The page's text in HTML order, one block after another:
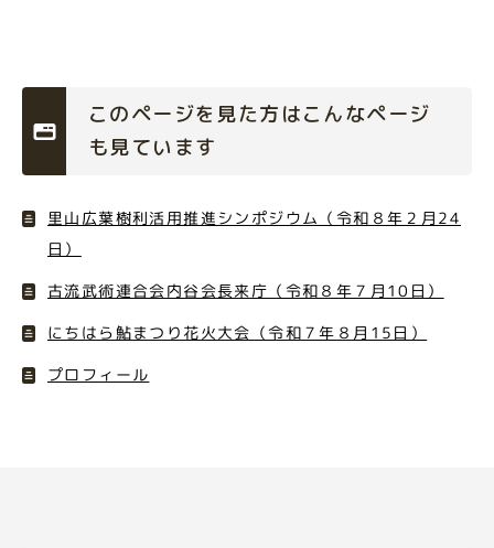
このページを見た方はこんなページ
も見ています
里山広葉樹利活用推進シンポジウム（令和８年２月24
日）
古流武術連合会内谷会長来庁（令和８年７月10日）
にちはら鮎まつり花火大会（令和７年８月15日）
プロフィール